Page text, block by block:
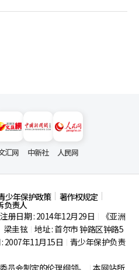
汇网 中新社 人民网
少年保护政策 著作权规定
负责人
注册日期 : 2014年12月29日
《亚洲
梁圭铉 地址 : 首尔市钟路区钟路5
2007年11月15日
青少年保护负责